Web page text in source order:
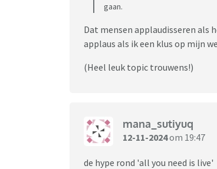
gaan.
Dat mensen applaudisseren als
applaus als ik een klus op mijn
(Heel leuk topic trouwens!)
mana_sutiyuq
12-11-2024om 19:47
de hype rond 'all you need is live'